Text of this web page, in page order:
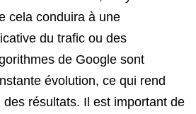
cela conduira à une
du trafic ou des
de Google sont
évolution, ce qui rend
résultats. Il est important de